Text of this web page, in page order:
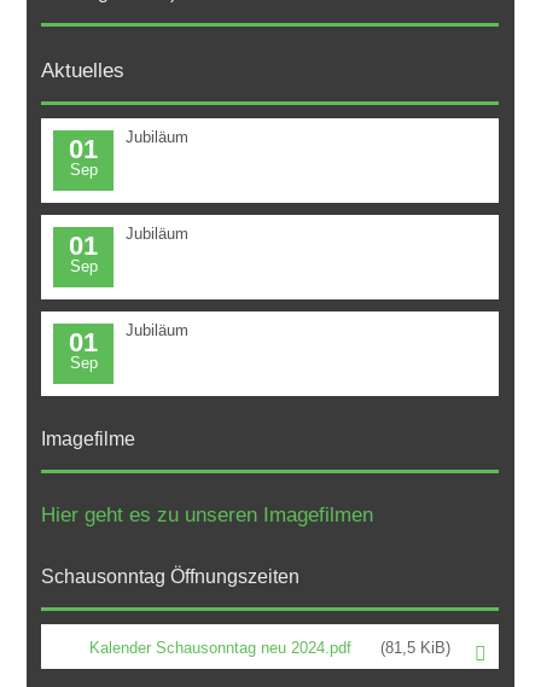
Aktuelles
01
Sep
Jubiläum
01
Sep
Jubiläum
01
Sep
Jubiläum
Imagefilme
Hier geht es zu unseren Imagefilmen
Schausonntag Öffnungszeiten
Kalender Schausonntag neu 2024.pdf (81,5 KiB)